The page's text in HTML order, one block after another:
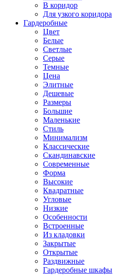
В коридор
Для узкого коридора
Гардеробные
Цвет
Белые
Светлые
Серые
Темные
Цена
Элитные
Дешевые
Размеры
Большие
Маленькие
Стиль
Минимализм
Классические
Скандинавские
Современные
Форма
Высокие
Квадратные
Угловые
Низкие
Особенности
Встроенные
Из кладовки
Закрытые
Открытые
Раздвижные
Гардеробные шкафы